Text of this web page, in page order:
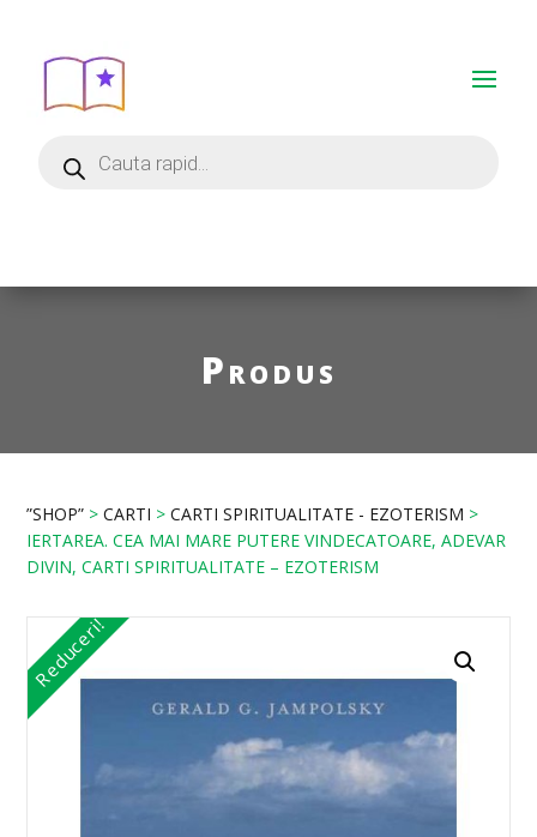
Produs
”SHOP” >CARTI >CARTI SPIRITUALITATE - EZOTERISM >
IERTAREA. CEA MAI MARE PUTERE VINDECATOARE, ADEVAR
DIVIN, CARTI SPIRITUALITATE – EZOTERISM
Reduceri!